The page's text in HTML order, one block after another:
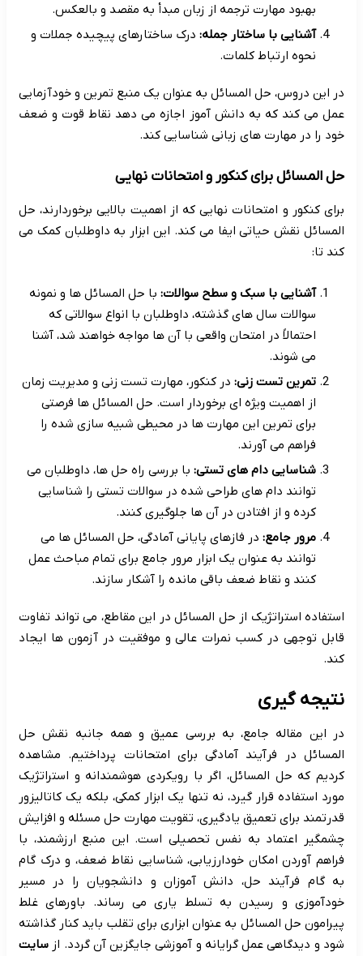
بهبود مهارت ترجمه از زبان مبدأ به مقصد و بالعکس.
آشنایی با ساختار جمله: درک ساختارهای پیچیده جملات و
نحوه ارتباط کلمات.
در این دروس، حل المسائل به عنوان یک منبع تمرین و خودآزمایی
عمل می کند که به دانش آموز اجازه می دهد نقاط قوت و ضعف
خود را در مهارت های زبانی شناسایی کند.
حل المسائل برای کنکور و امتحانات نهایی
برای کنکور و امتحانات نهایی که از اهمیت بالایی برخوردارند، حل
المسائل نقش حیاتی ایفا می کند. این ابزار به داوطلبان کمک می
کند تا:
آشنایی با سبک و سطح سوالات: با حل المسائل ها و نمونه
سوالات سال های گذشته، داوطلبان با انواع سوالاتی که
احتمالاً در امتحان واقعی با آن ها مواجه خواهند شد، آشنا
می شوند.
تمرین تست زنی: در کنکور، مهارت تست زنی و مدیریت زمان
از اهمیت ویژه ای برخوردار است. حل المسائل ها فرصتی
برای تمرین این مهارت ها در محیطی شبیه سازی شده را
فراهم می آورند.
شناسایی دام های تستی: با بررسی راه حل ها، داوطلبان می
توانند دام های طراحی شده در سوالات تستی را شناسایی
کرده و از افتادن در آن ها جلوگیری کنند.
مرور جامع: در فازهای پایانی آمادگی، حل المسائل ها می
توانند به عنوان یک ابزار مرور جامع برای تمام مباحث عمل
کنند و نقاط ضعف باقی مانده را آشکار سازند.
استفاده استراتژیک از حل المسائل در این مقاطع، می تواند تفاوت
قابل توجهی در کسب نمرات عالی و موفقیت در آزمون ها ایجاد
کند.
نتیجه گیری
در این مقاله جامع، به بررسی عمیق و همه جانبه نقش حل
المسائل در فرآیند آمادگی برای امتحانات پرداختیم. مشاهده
کردیم که حل المسائل، اگر با رویکردی هوشمندانه و استراتژیک
مورد استفاده قرار گیرد، نه تنها یک ابزار کمکی، بلکه یک کاتالیزور
قدرتمند برای تعمیق یادگیری، تقویت مهارت حل مسئله و افزایش
چشمگیر اعتماد به نفس تحصیلی است. این منبع ارزشمند، با
فراهم آوردن امکان خودارزیابی، شناسایی نقاط ضعف، و درک گام
به گام فرآیند حل، دانش آموزان و دانشجویان را در مسیر
خودآموزی و رسیدن به تسلط یاری می رساند. باورهای غلط
پیرامون حل المسائل به عنوان ابزاری برای تقلب باید کنار گذاشته
شود و دیدگاهی عمل گرایانه و آموزشی جایگزین آن گردد. از سایت